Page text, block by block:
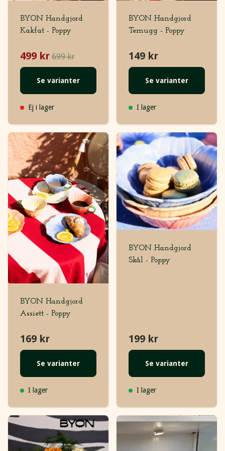
BYON Handgjord
Kakfat - Poppy
499 kr 699 kr
Se varianter
Ej i lager
BYON Handgjord
Temugg - Poppy
149 kr
Se varianter
I lager
BYON Handgjord
Assiett - Poppy
169 kr
Se varianter
I lager
BYON Handgjord
Skål - Poppy
199 kr
Se varianter
I lager